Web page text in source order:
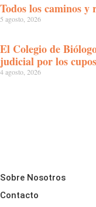
Todos los caminos y
5 agosto, 2026
El Colegio de
judicial por los
4 agosto, 2026
Sobre Nosotros
Contacto